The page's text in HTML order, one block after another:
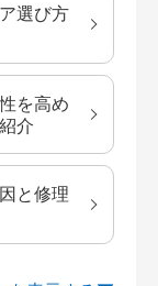
選び方
を高め
介
と修理